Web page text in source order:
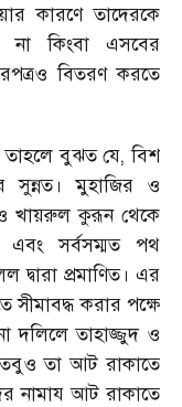
কারণে তাদেরকে
কিংবা এসবের
বিতরণ করতে
বুঝত যে, বিশ
সুন্নত। মুহাজির ও
খায়রুল কুরূন থেকে
এবং সর্বসম্মত পথ
প্রমাণিত। এর
সীমাবদ্ধ করার পক্ষে
দলিলে তাহাজ্জুদ ও
তবুও তা আট রাকাতে
নামায আট রাকাতে